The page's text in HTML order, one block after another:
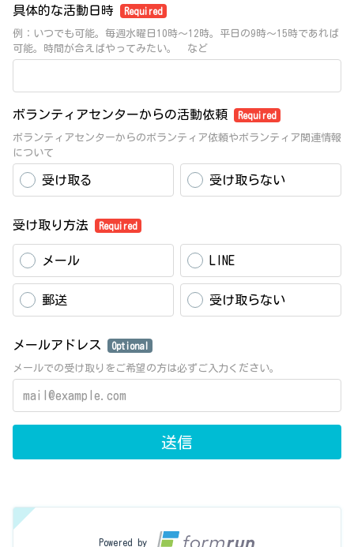
具体的な活動日時 Required
例：いつでも可能。毎週水曜日10時～12時。平日の9時～15時であれば
可能。時間が合えばやってみたい。 など
ボランティアセンターからの活動依頼 Required
ボランティアセンターからのボランティア依頼やボランティア関連情報
について
受け取る 受け取らない
受け取り方法 Required
メール LINE
郵送 受け取らない
メールアドレス Optional
メールでの受け取りをご希望の方は必ずご入力ください。
送信
Powered by